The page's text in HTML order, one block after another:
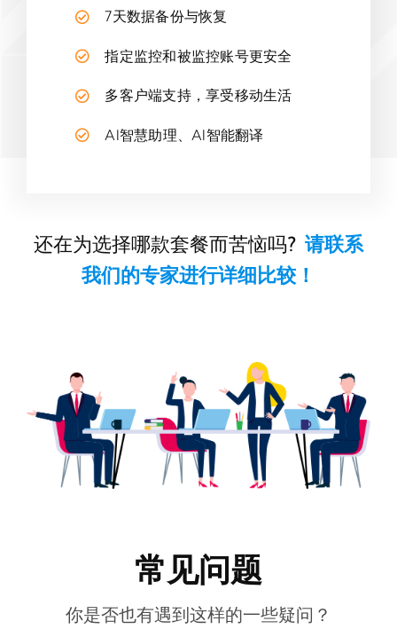
7天数据备份与恢复
指定监控和被监控账号更安全
多客户端支持，享受移动生活
AI智慧助理、AI智能翻译
还在为选择哪款套餐而苦恼吗? 请联系
我们的专家进行详细比较！
常见问题
你是否也有遇到这样的一些疑问？